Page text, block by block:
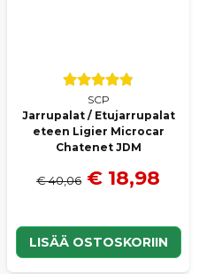
SCP
Jarrupalat / Etujarrupalat
eteen Ligier Microcar
Chatenet JDM
€ 40,06 € 18,98
LISÄÄ OSTOSKORIIN